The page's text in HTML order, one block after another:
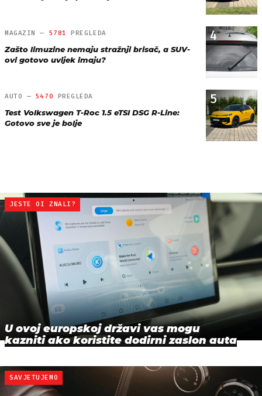
4
MAGAZIN — 5781 PREGLEDA
Zašto limuzine nemaju stražnji brisač, a SUV-
ovi gotovo uvijek imaju?
5
AUTO — 5470 PREGLEDA
Test Volkswagen T-Roc 1.5 eTSI DSG R-Line:
Gotovo sve je bolje
JESTE OI ZNALI?
U ovoj europskoj državi vas mogu
kazniti ako koristite dodirni zaslon auta
SAVJETUJEMO